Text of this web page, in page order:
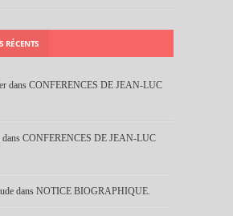
RÉCENTS
dans CONFERENCES DE JEAN-LUC
dans CONFERENCES DE JEAN-LUC
dans NOTICE BIOGRAPHIQUE.